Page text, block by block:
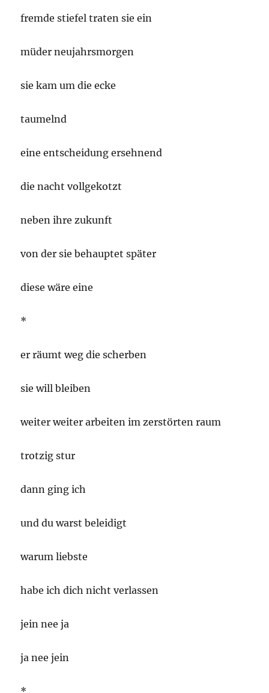
fremde stiefel traten sie ein
müder neujahrsmorgen
sie kam um die ecke
taumelnd
eine entscheidung ersehnend
die nacht vollgekotzt
neben ihre zukunft
von der sie behauptet später
diese wäre eine
*
er räumt weg die scherben
sie will bleiben
weiter weiter arbeiten im zerstörten raum
trotzig stur
dann ging ich
und du warst beleidigt
warum liebste
habe ich dich nicht verlassen
jein nee ja
ja nee jein